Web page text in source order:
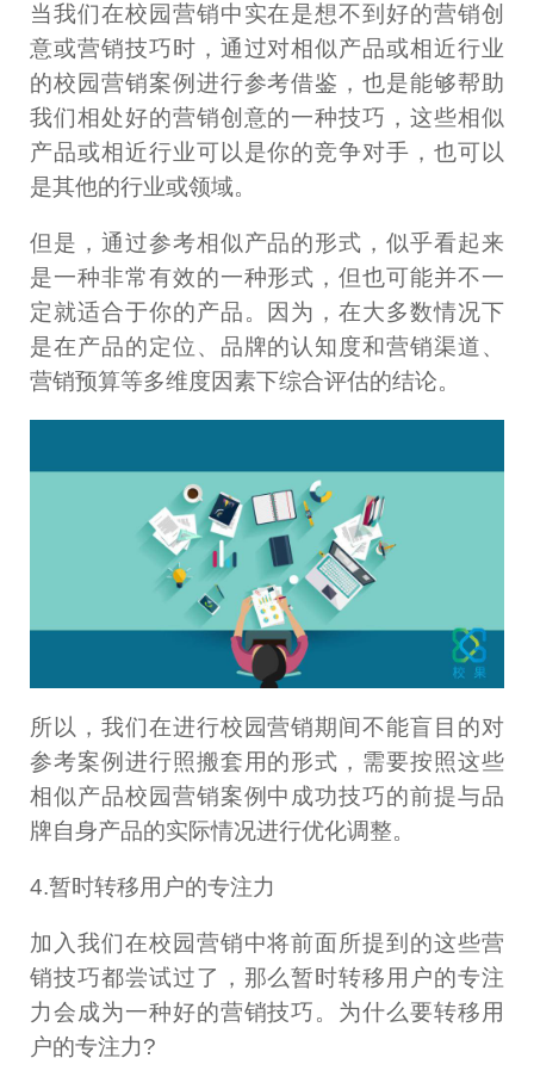
当我们在校园营销中实在是想不到好的营销创
意或营销技巧时，通过对相似产品或相近行业
的校园营销案例进行参考借鉴，也是能够帮助
我们相处好的营销创意的一种技巧，这些相似
产品或相近行业可以是你的竞争对手，也可以
是其他的行业或领域。
但是，通过参考相似产品的形式，似乎看起来
是一种非常有效的一种形式，但也可能并不一
定就适合于你的产品。因为，在大多数情况下
是在产品的定位、品牌的认知度和营销渠道、
营销预算等多维度因素下综合评估的结论。
所以，我们在进行校园营销期间不能盲目的对
参考案例进行照搬套用的形式，需要按照这些
相似产品校园营销案例中成功技巧的前提与品
牌自身产品的实际情况进行优化调整。
4.暂时转移用户的专注力
加入我们在校园营销中将前面所提到的这些营
销技巧都尝试过了，那么暂时转移用户的专注
力会成为一种好的营销技巧。为什么要转移用
户的专注力?